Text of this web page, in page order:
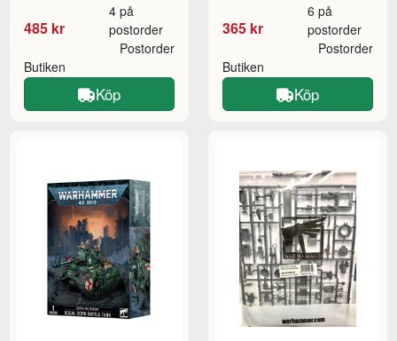
485 kr
4 på
postorder
Butiken
Postorder
Köp
365 kr
6 på
postorder
Butiken
Postorder
Köp